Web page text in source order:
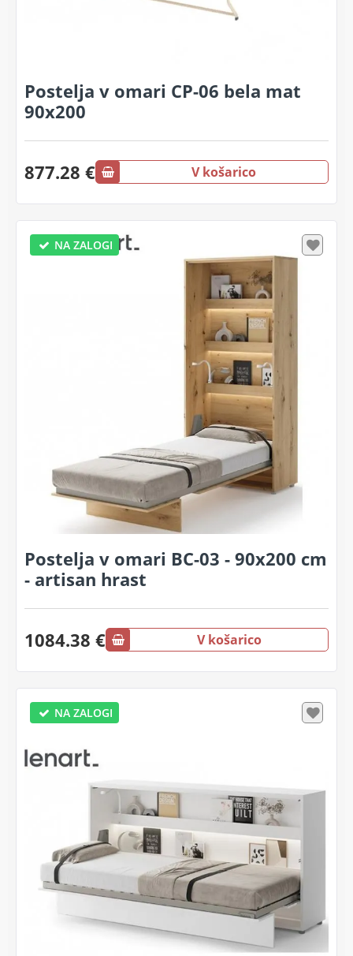
Postelja v omari CP-06 bela mat
90x200
877.28 € V košarico
NA ZALOGI
Postelja v omari BC-03 - 90x200 cm
- artisan hrast
1084.38 € V košarico
NA ZALOGI